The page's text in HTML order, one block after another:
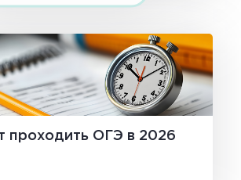
проходить ОГЭ в 2026